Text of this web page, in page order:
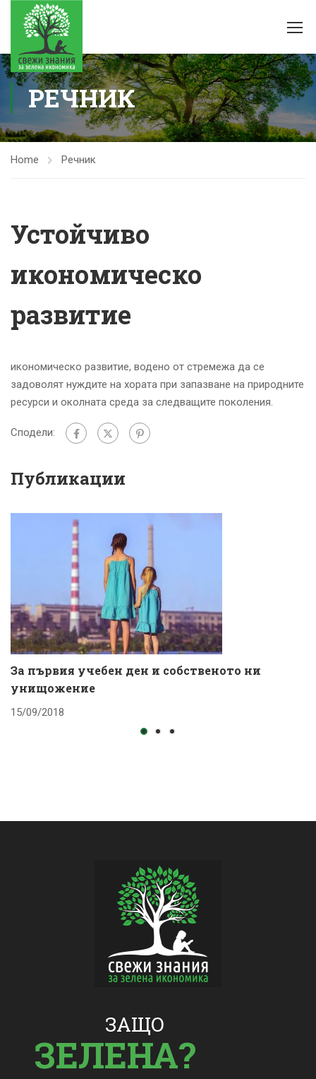
РЕЧНИК
Home Речник
Устойчивo
икономическо
развитие
икономическо развитие, водено от стремежа да се
задоволят нуждите на хората при запазване на природните
ресурси и околната среда за следващите поколения.
Сподели:
Публикации
За първия учебен ден и собственото ни
унищожение
15/09/2018
ЗАЩО
ЗЕЛЕНА?